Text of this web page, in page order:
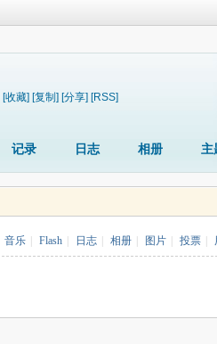
[收藏] [复制] [分享] [RSS]
记录 日志 相册 主
音乐 Flash 日志 相册 图片 投票